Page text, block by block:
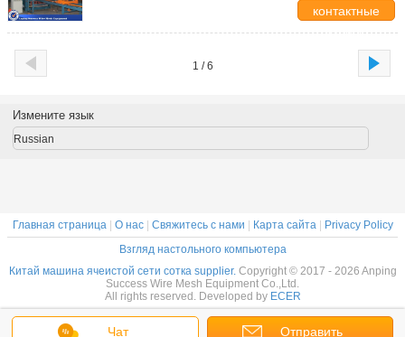
контактные
данные
1 / 6
Чат Отправить
Измените язык
Russian
Главная страница| О нас| Свяжитесь с нами Карта сайта|
Privacy Policy
Взгляд настольного компьютера
Китай машина ячеистой сети сотка supplier. Copyright © 2017 - 2026 Anping
Success Wire Mesh Equipment Co.,Ltd.
All rights reserved. Developed by ECER